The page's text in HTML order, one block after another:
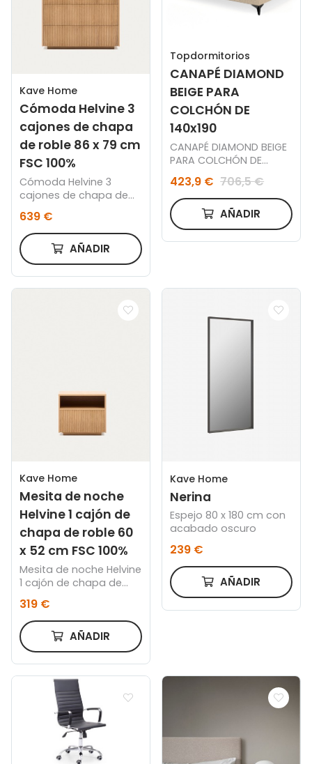
Kave Home
Cómoda Helvine 3
cajones de chapa
de roble 86 x 79 cm
FSC 100%
Cómoda Helvine 3
cajones de chapa de
100%
639 €
AÑADIR
Topdormitorios
CANAPÉ DIAMOND
BEIGE PARA
COLCHÓN DE
140x190
CANAPÉ DIAMOND BEIGE
PARA COLCHÓN DE
423,9 € 706,5 €
AÑADIR
Kave Home
Mesita de noche
Helvine 1 cajón de
chapa de roble 60
x 52 cm FSC 100%
Mesita de noche Helvine
1 cajón de chapa de
100%
319 €
AÑADIR
Kave Home
Nerina
Espejo 80 x 180 cm con
acabado oscuro
239 €
AÑADIR